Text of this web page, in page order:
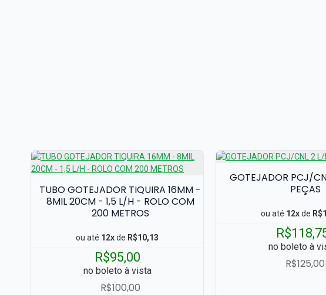
TUBO GOTEJADOR TIQUIRA 16MM -
8MIL 20CM - 1,5 L/H - ROLO COM
200 METROS
ou até 12xde R$10,13
R$95,00
no boleto à vista
R$100,00
GOTEJADOR PCJ/
PEÇAS
ou até 12xde
no boleto à
R$125,00